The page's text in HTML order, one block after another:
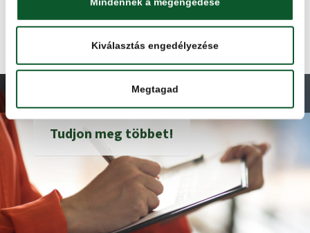
Kiválasztás engedélyezése
Megtagad
ÜZEMAUDIT ÉS BÍRÁLAT
Tudjon meg többet!